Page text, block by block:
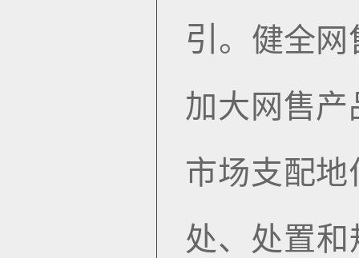
引 。健全网
加大网售
市场支配地
处、处置